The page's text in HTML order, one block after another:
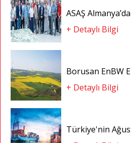
ASAŞ
+ Detaylı Bilgi
Borusan EnBW
+ Detaylı Bilgi
Türkiye'nin